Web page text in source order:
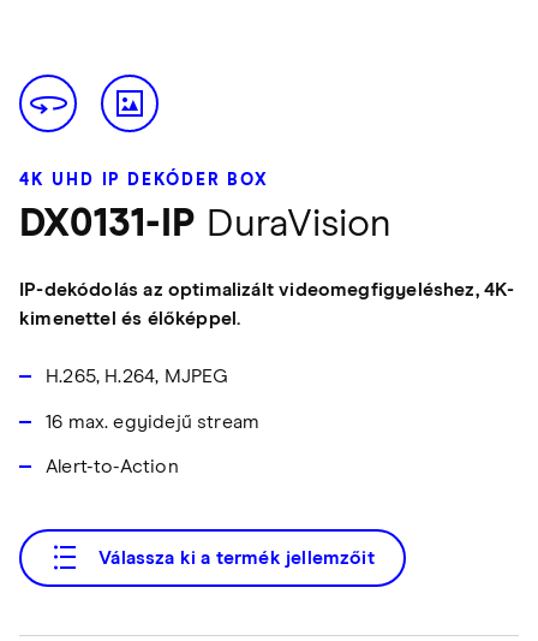
4K UHD IP DEKÓDER BOX
DX0131-IP DuraVision
IP-dekódolás az optimalizált videomegfigyeléshez, 4K-
kimenettel és élőképpel.
H.265, H.264, MJPEG
16 max. egyidejű stream
Alert-to-Action
Válassza ki a termék jellemzőit